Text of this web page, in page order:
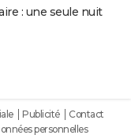
: une seule nuit
Publicité
Contact
personnelles